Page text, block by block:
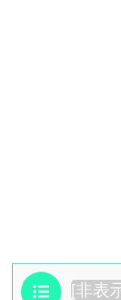
目次 [非表